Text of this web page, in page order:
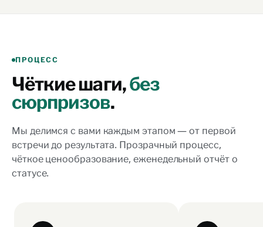
ПРОЦЕСС
Чёткие шаги,без
сюрпризов.
Мы делимся с вами каждым этапом — от первой
встречи до результата. Прозрачный процесс,
чёткое ценообразование, еженедельный отчёт о
статусе.